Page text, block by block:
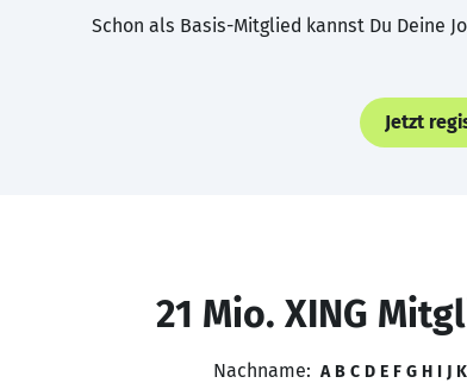
Schon als Basis-Mitglied kannst Du Deine
Jetzt
21 Mio. XING
Nachname: A B C D E F G H I J K